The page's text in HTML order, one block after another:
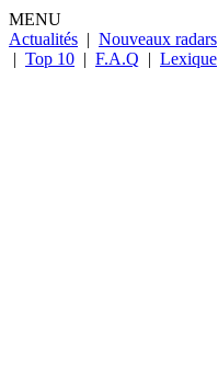
MENU
Actualités | Nouveaux radars
| Top 10 | F.A.Q | Lexique